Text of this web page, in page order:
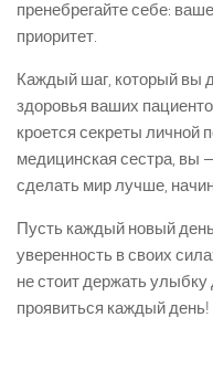
пренебрегайте себе:
приоритет.
Каждый шаг, который вы
здоровья ваших
кроется секреты
медицинская сестра,
сделать мир лучше,
Пусть каждый новый
уверенность в своих
не стоит держать
проявиться каждый день!